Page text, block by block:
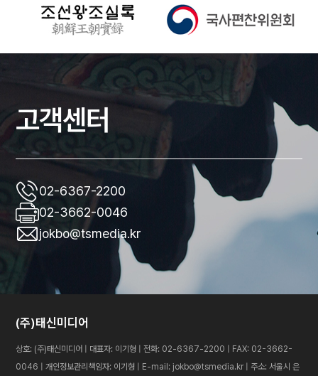
고객센터
02-6367-2200
02-3662-0046
jokbo@tsmedia.kr
(주)태신미디어
상호: (주)태신미디어 | 대표자: 이기형 | 전화: 02-6367-2200 | FAX: 02-3662-
0046 | 개인정보관리책임자: 이기형 | E-mail: jokbo@tsmedia.kr | 주소: 서울시 은